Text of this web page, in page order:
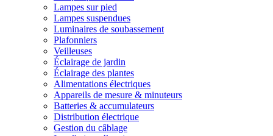
Lampes sur pied
Lampes suspendues
Luminaires de soubassement
Plafonniers
Veilleuses
Éclairage de jardin
Éclairage des plantes
Alimentations électriques
Appareils de mesure & minuteurs
Batteries & accumulateurs
Distribution électrique
Gestion du câblage